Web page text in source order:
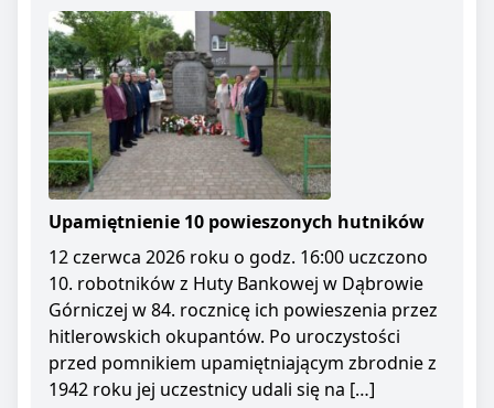
Upamiętnienie 10 powieszonych hutników
12 czerwca 2026 roku o godz. 16:00 uczczono
10. robotników z Huty Bankowej w Dąbrowie
Górniczej w 84. rocznicę ich powieszenia przez
hitlerowskich okupantów. Po uroczystości
przed pomnikiem upamiętniającym zbrodnie z
1942 roku jej uczestnicy udali się na […]